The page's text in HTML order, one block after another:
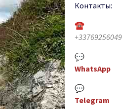
Контакты:
☎
+33769256049
💬
WhatsApp
💬
Telegram